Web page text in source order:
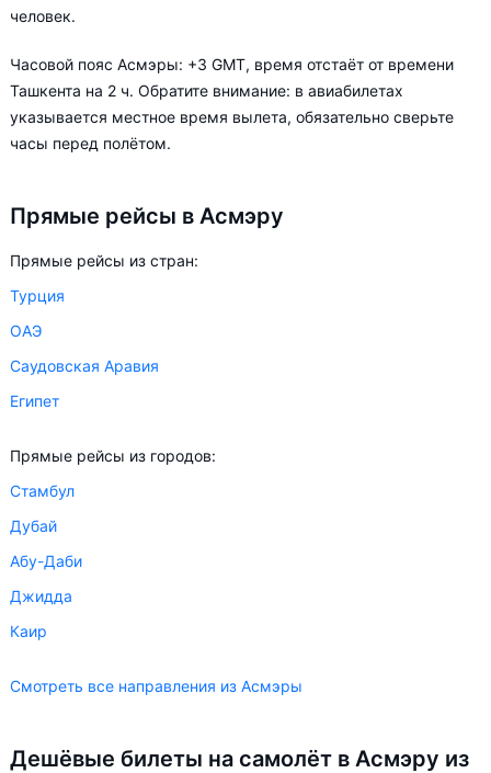
цена билета на самолёт в Асмэру может измениться более
чем в два раза.
Aviasales.uz советует купить авиабилеты в Асмэру заранее,
человек.
Часовой пояс Асмэры: +3 GMT, время отстаёт от времени
Ташкента на 2 ч. Обратите внимание: в авиабилетах
указывается местное время вылета, обязательно сверьте
часы перед полётом.
Прямые рейсы в Асмэру
Прямые рейсы из стран:
Турция
ОАЭ
Саудовская Аравия
Египет
Прямые рейсы из городов:
Стамбул
Дубай
Абу-Даби
Джидда
Каир
Смотреть все направления из Асмэры
Дешёвые билеты на самолёт в Асмэру из